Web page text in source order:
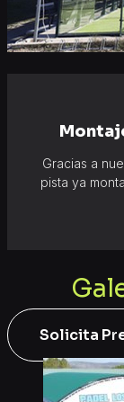
Gracias a
pista ya
Solicita